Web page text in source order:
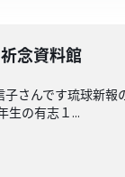
念資料館
さんです琉球新
生の有志１...